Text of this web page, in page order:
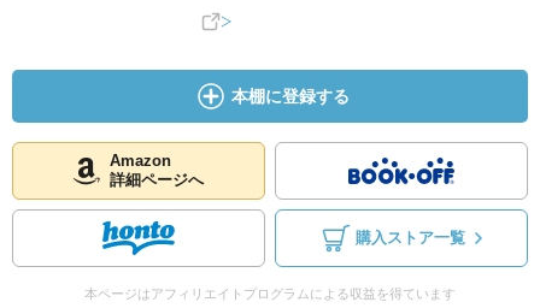
本棚に登録する
Amazon
詳細ページへ
購入ストア一覧
本ページはアフィリエイトプログラムによる収益を得ています